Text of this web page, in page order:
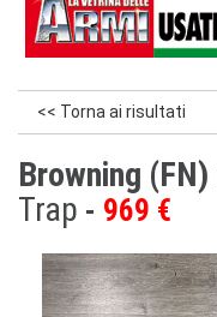
<< Torna ai risultati
Browning (FN)
Trap
969 €